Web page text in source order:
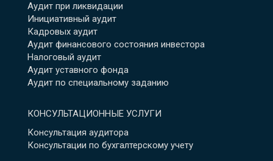
Аудит при ликвидации
Инициативный аудит
Кадровых аудит
Аудит финансового состояния инвестора
Налоговый аудит
Аудит уставного фонда
Аудит по специальному заданию
КОНСУЛЬТАЦИОННЫЕ УСЛУГИ
Консультация аудитора
Консультации по бухгалтерскому учету